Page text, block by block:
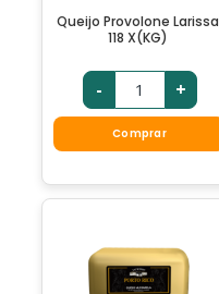
Queijo Provolone Larissa
118 X(KG)
- +
Comprar